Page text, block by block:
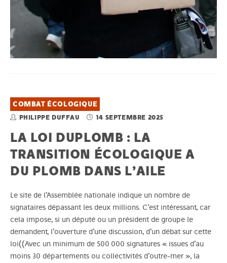
COMBAT ÉCOLOGIQUE
PHILIPPE DUFFAU 14 SEPTEMBRE 2025
LA LOI DUPLOMB : LA
TRANSITION ÉCOLOGIQUE A
DU PLOMB DANS L’AILE
Le site de l’Assemblée nationale indique un nombre de
signataires dépassant les deux millions. C’est intéressant, car
cela impose, si un député ou un président de groupe le
demandent, l’ouverture d’une discussion, d’un débat sur cette
loi((Avec un minimum de 500 000 signatures « issues d’au
moins 30 départements ou collectivités d’outre-mer », la